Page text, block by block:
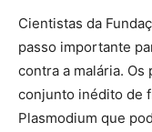
Cientistas da
passo importante
contra a malária.
conjunto inédito de
Plasmodium que